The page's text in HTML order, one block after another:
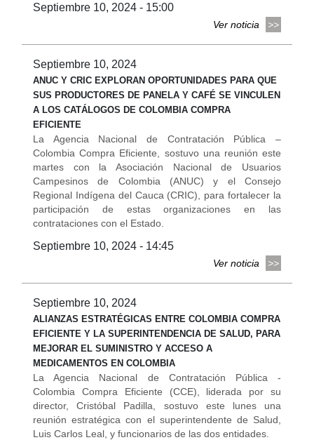
Septiembre 10, 2024 - 15:00
Ver noticia
Septiembre 10, 2024
ANUC Y CRIC EXPLORAN OPORTUNIDADES PARA QUE
SUS PRODUCTORES DE PANELA Y CAFÉ SE VINCULEN
A LOS CATÁLOGOS DE COLOMBIA COMPRA
EFICIENTE
La Agencia Nacional de Contratación Pública –
Colombia Compra Eficiente, sostuvo una reunión este
martes con la Asociación Nacional de Usuarios
Campesinos de Colombia (ANUC) y el Consejo
Regional Indígena del Cauca (CRIC), para fortalecer la
participación de estas organizaciones en las
contrataciones con el Estado.
Septiembre 10, 2024 - 14:45
Ver noticia
Septiembre 10, 2024
ALIANZAS ESTRATÉGICAS ENTRE COLOMBIA COMPRA
EFICIENTE Y LA SUPERINTENDENCIA DE SALUD, PARA
MEJORAR EL SUMINISTRO Y ACCESO A
MEDICAMENTOS EN COLOMBIA
La Agencia Nacional de Contratación Pública -
Colombia Compra Eficiente (CCE), liderada por su
director, Cristóbal Padilla, sostuvo este lunes una
reunión estratégica con el superintendente de Salud,
Luis Carlos Leal, y funcionarios de las dos entidades.